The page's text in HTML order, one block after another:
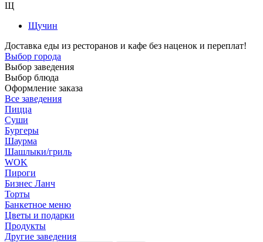
Щ
Щучин
Доставка еды из ресторанов и кафе без наценок и переплат!
Выбор города
Выбор заведения
Выбор блюда
Оформление заказа
Все заведения
Пицца
Суши
Бургеры
Шаурма
Шашлыки/гриль
WOK
Пироги
Бизнес Ланч
Торты
Банкетное меню
Цветы и подарки
Продукты
Другие заведения